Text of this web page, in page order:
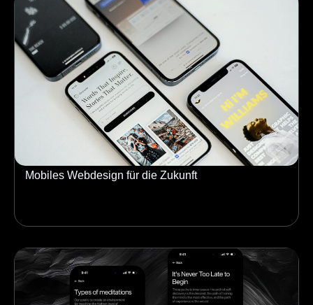
Mobiles Webdesign für die Zukunft